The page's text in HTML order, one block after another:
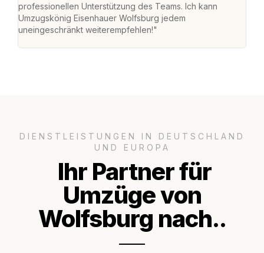
professionellen Unterstützung des Teams. Ich kann
Umzugskönig Eisenhauer Wolfsburg jedem
uneingeschränkt weiterempfehlen!"
DIENSTLEISTUNGEN IN DEUTSCHLAND
UND EUROPA
Ihr Partner für
Umzüge von
Wolfsburg nach..